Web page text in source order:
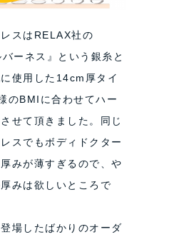
スはRELAX社の
ーネス』という銀糸と
使用した14cm厚タイ
のBMIに合わせてハー
せて頂きました。同じ
スでもボディドクター
みが薄すぎるので、や
みは欲しいところで
場したばかりのオーダ